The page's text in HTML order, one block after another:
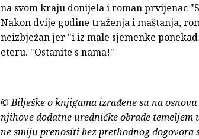
na svom kraju donijela i roman prvijenac
Nakon dvije godine traženja i maštanja,
neizbježan jer "i iz male sjemenke
eteru. "Ostanite s nama!"
© Bilješke o knjigama izrađene su na
njihove dodatne uredničke obrade temeljem
ne smiju prenositi bez prethodnog dogovora